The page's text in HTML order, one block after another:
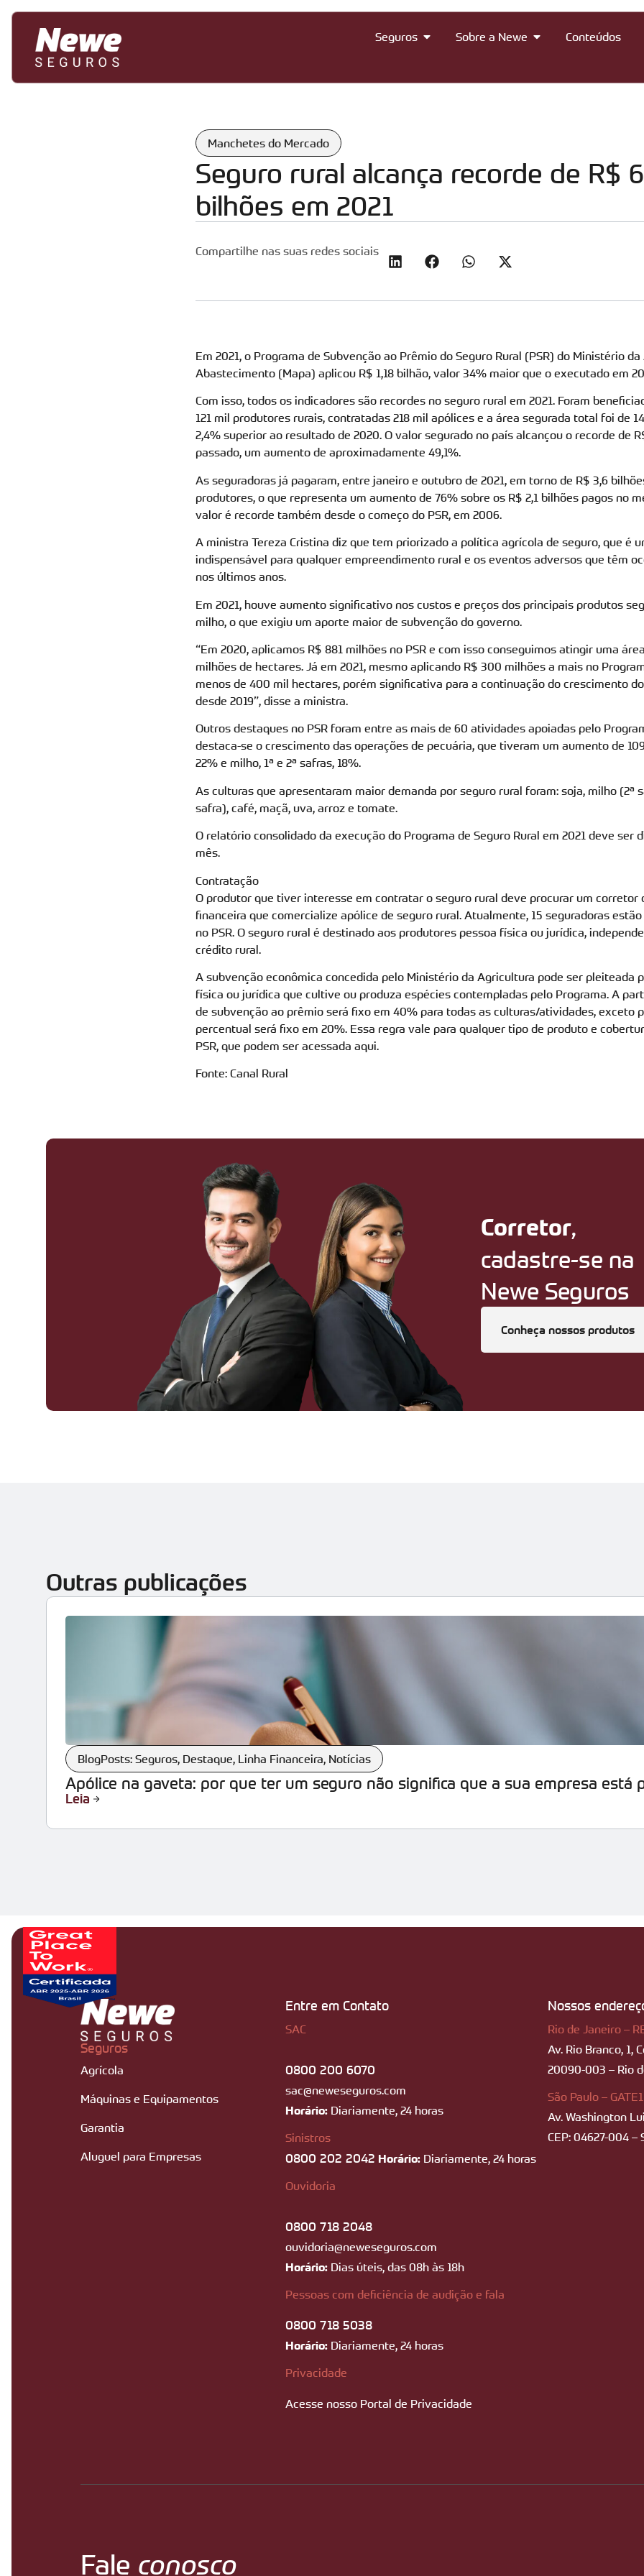
Seguros Sobre a Newe Conteúdos
Manchetes do Mercado
Seguro rural alcança recorde de R$
bilhões em 2021
Compartilhe nas suas redes sociais
Em 2021, o Programa de Subvenção ao Prêmio do Seguro Rural (PSR) do Ministério
Abastecimento (Mapa) aplicou R$ 1,18 bilhão, valor 34% maior que o executado em
Com isso, todos os indicadores são recordes no seguro rural em 2021. Foram
121 mil produtores rurais, contratadas 218 mil apólices e a área segurada total foi de
2,4% superior ao resultado de 2020. O valor segurado no país alcançou o recorde de
passado, um aumento de aproximadamente 49,1%.
As seguradoras já pagaram, entre janeiro e outubro de 2021, em torno de R$ 3,6
produtores, o que representa um aumento de 76% sobre os R$ 2,1 bilhões pagos no
valor é recorde também desde o começo do PSR, em 2006.
A ministra Tereza Cristina diz que tem priorizado a política agrícola de seguro, que é
indispensável para qualquer empreendimento rural e os eventos adversos que têm
nos últimos anos.
Em 2021, houve aumento significativo nos custos e preços dos principais produtos
milho, o que exigiu um aporte maior de subvenção do governo.
“Em 2020, aplicamos R$ 881 milhões no PSR e com isso conseguimos atingir uma
milhões de hectares. Já em 2021, mesmo aplicando R$ 300 milhões a mais no
menos de 400 mil hectares, porém significativa para a continuação do crescimento
desde 2019”, disse a ministra.
Outros destaques no PSR foram entre as mais de 60 atividades apoiadas pelo
destaca-se o crescimento das operações de pecuária, que tiveram um aumento de
22% e milho, 1ª e 2ª safras, 18%.
As culturas que apresentaram maior demanda por seguro rural foram: soja, milho (2ª
safra), café, maçã, uva, arroz e tomate.
O relatório consolidado da execução do Programa de Seguro Rural em 2021 deve ser
mês.
Contratação
O produtor que tiver interesse em contratar o seguro rural deve procurar um corretor
financeira que comercialize apólice de seguro rural. Atualmente, 15 seguradoras
no PSR. O seguro rural é destinado aos produtores pessoa física ou jurídica,
crédito rural.
A subvenção econômica concedida pelo Ministério da Agricultura pode ser pleiteada
física ou jurídica que cultive ou produza espécies contempladas pelo Programa. A
de subvenção ao prêmio será fixo em 40% para todas as culturas/atividades, exceto
percentual será fixo em 20%. Essa regra vale para qualquer tipo de produto e
PSR, que podem ser acessada aqui.
Fonte: Canal Rural
Corretor,
cadastre-se na
Newe Seguros
Conheça nossos produtos
Outras publicações
BlogPosts: Seguros, Destaque, Linha Financeira, Notícias
Apólice na gaveta: por que ter um seguro não significa que a sua empresa está
Leia
Seguros
Agrícola
Máquinas e Equipamentos
Garantia
Aluguel para Empresas
Entre em Contato
SAC
0800 200 6070
sac@neweseguros.com
Horário: Diariamente, 24 horas
Sinistros
0800 202 2042 Horário: Diariamente, 24 horas
Ouvidoria
0800 718 2048
ouvidoria@neweseguros.com
Horário: Dias úteis, das 08h às 18h
Pessoas com deficiência de audição e fala
0800 718 5038
Horário: Diariamente, 24 horas
Privacidade
Acesse nosso Portal de Privacidade
Nossos
Rio de Janeiro –
Av. Rio Branco, 1,
20090-003 – Rio
São Paulo – GATE1
Av. Washington
CEP: 04627-004 –
Fale conosco